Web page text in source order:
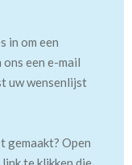
in om een
een e-mail
uw wensenlijst
gemaakt? Open